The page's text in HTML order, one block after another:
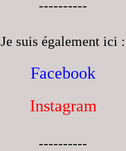
----------
Je suis également ici :
Facebook
Instagram
----------